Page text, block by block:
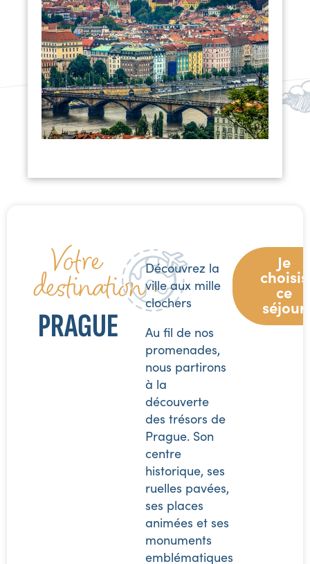
Votre
destination :
PRAGUE
Découvrez la
ville aux mille
clochers
Au fil de nos
promenades,
nous partirons
à la
découverte
des trésors de
Prague. Son
centre
historique, ses
ruelles pavées,
ses places
animées et ses
monuments
emblématiques
Je
choisis
ce
séjour